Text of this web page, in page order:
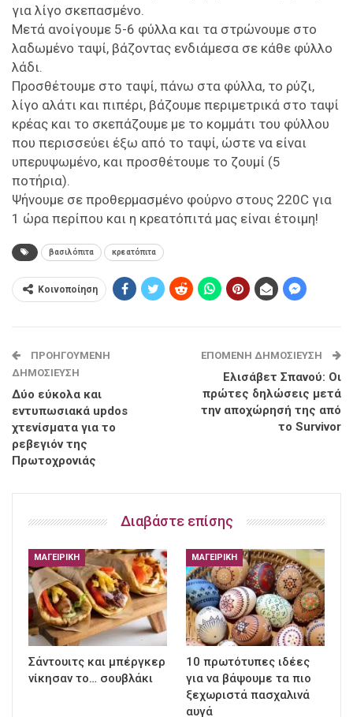
για λίγο σκεπασμένο.
Μετά ανοίγουμε 5-6 φύλλα και τα στρώνουμε στο
λαδωμένο ταψί, βάζοντας ενδιάμεσα σε κάθε φύλλο
λάδι.
Προσθέτουμε στο ταψί, πάνω στα φύλλα, το ρύζι,
λίγο αλάτι και πιπέρι, βάζουμε περιμετρικά στο ταψί
κρέας και το σκεπάζουμε με το κομμάτι του φύλλου
που περισσεύει έξω από το ταψί, ώστε να είναι
υπερυψωμένο, και προσθέτουμε το ζουμί (5
ποτήρια).
Ψήνουμε σε προθερμασμένο φούρνο στους 220C για
1 ώρα περίπου και η κρεατόπιτά μας είναι έτοιμη!
βασιλόπιτα κρεατόπιτα
Κοινοποίηση
ΠΡΟΗΓΟΎΜΕΝΗ
ΔΗΜΟΣΊΕΥΣΗ
Δύο εύκολα και
εντυπωσιακά updos
χτενίσματα για το
ρεβεγιόν της
Πρωτοχρονιάς
ΕΠΌΜΕΝΗ ΔΗΜΟΣΊΕΥΣΗ
Ελισάβετ Σπανού: Οι
πρώτες δηλώσεις μετά
την αποχώρησή της από
το Survivor
Διαβάστε επίσης
ΜΑΓΕΙΡΙΚΉ
Σάντουιτς και μπέργκερ
νίκησαν το… σουβλάκι
ΜΑΓΕΙΡΙΚΉ
10 πρωτότυπες ιδέες
για να βάψουμε τα πιο
ξεχωριστά πασχαλινά
αυγά